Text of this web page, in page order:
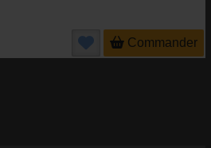
Commander